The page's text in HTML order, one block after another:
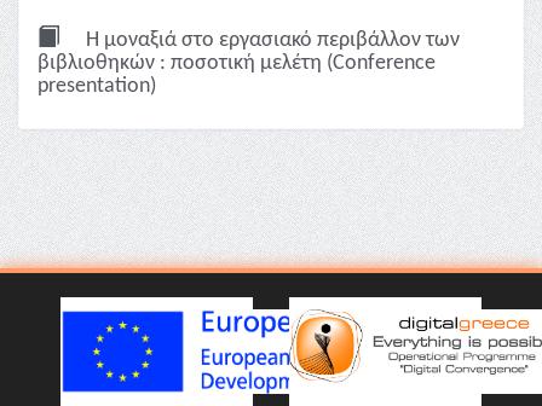
Η μοναξιά στο εργασιακό περιβάλλον των
βιβλιοθηκών : ποσοτική μελέτη (Conference
presentation)